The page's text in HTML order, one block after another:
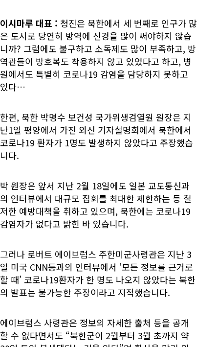
이시마루 대표 : 청진은 북한에서 세 번째로 인구가 많
은 도시로 당연히 방역에 신경을 많이 써야하지 않습
니까? 그럼에도 불구하고 소독제도 많이 부족하고, 방
역관들이 방호복도 착용하지 않고 있었다고 하고, 병
원에서도 특별히 코로나19 감염을 담당하지 못하고
있다…
한편, 북한 박명수 보건성 국가위생검열원 원장은 지
난1일 평양에서 가진 외신 기자설명회에서 북한에서
코로나19 환자가 1명도 발생하지 않았다고 주장했습
니다.
박 원장은 앞서 지난 2월 18일에도 일본 교도통신과
의 인터뷰에서 대규모 집회를 최대한 제한하는 등 철
저한 예방대책을 취하고 있으며, 북한에는 코로나19
감염자가 없다고 밝힌 바 있습니다.
그러나 로버트 에이브럼스 주한미군사령관은 지난 3
일 미국 CNN등과의 인터뷰에서 ‘모든 정보를 근거로
할 때’ 코로나19환자가 한 명도 나오지 않았다는 북한
의 발표는 불가능한 주장이라고 지적했습니다.
에이브럼스 사령관은 정보의 자세한 출처 등을 공개
할 수 없다면서도 “북한군이 2월부터 3월 초까지 약